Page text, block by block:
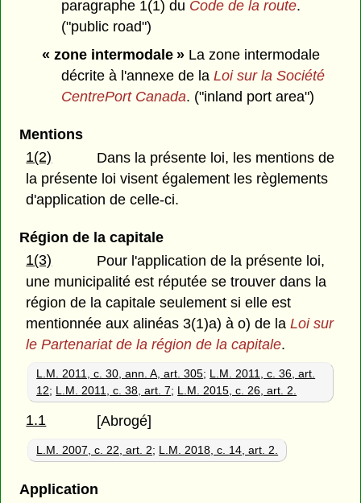
paragraphe 1(1) du Code de la route.
("public road")
« zone intermodale »La zone intermodale
décrite à l'annexe de laLoi sur la Société
CentrePort Canada. ("inland port area")
Mentions
1(2)
Dans la présente loi, les mentions de
la présente loi visent également les règlements
d'application de celle-ci.
Région de la capitale
1(3)
Pour l'application de la présente loi,
une municipalité est réputée se trouver dans la
région de la capitale seulement si elle est
mentionnée aux alinéas 3(1)a) à o) de laLoi sur
le Partenariat de la région de la capitale.
L.M. 2011, c. 30, ann. A, art. 305; L.M. 2011, c. 36, art.
12; L.M. 2011, c. 38, art. 7; L.M. 2015, c. 26, art. 2.
1.1 [Abrogé]
L.M. 2007, c. 22, art. 2; L.M. 2018, c. 14, art. 2.
Application